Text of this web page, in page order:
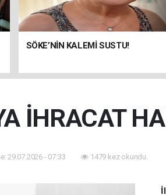
SÖKE’NİN KALEMİ SUSTU!
İHRACAT
29.07.2026 - 07:33 1479 kez okundu.